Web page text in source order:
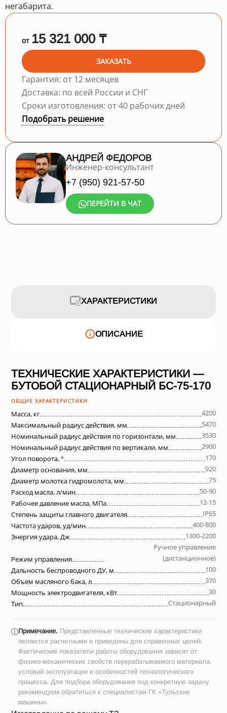
негабарита.
от 15 321 000 ₸
ЗАКАЗАТЬ
Гарантия: от 12 месяцев
Доставка: по всей России и СНГ
Сроки изготовления: от 40 рабочих дней
Подобрать решение
АНДРЕЙ ФЕДОРОВ
Инженер-консультант
+7 (950) 921-57-50
ПЕРЕЙТИ В ЧАТ
ХАРАКТЕРИСТИКИ
ОПИСАНИЕ
ТЕХНИЧЕСКИЕ ХАРАКТЕРИСТИКИ —
БУТОБОЙ СТАЦИОНАРНЫЙ БС-75-170
ОБЩИЕ ХАРАКТЕРИСТИКИ
Масса, кг
4200
Максимальный радиус действия, мм
5470
Номинальный радиус действия по горизонтали, мм
3530
Номинальный радиус действия по вертикали, мм
2900
Угол поворота, °
170
Диаметр основания, мм
920
Диаметр молотка гидромолота, мм
75
Расход масла, л/мин
50-90
Рабочее давление масла, МПа
12-15
Степень защиты главного двигателя
IP65
Частота ударов, уд/мин
400-800
Энергия удара, Дж
1300-2200
Режим управления
Ручное управление
(дистанционное)
Дальность беспроводного ДУ, м
100
Объем масляного бака, л
370
Мощность электродвигателя, кВт
30
Тип
Стационарный
ⓘПримечание. Представленные технические характеристики
являются расчетными и приведены для справочных целей.
Фактические показатели работы оборудования зависят от
физико-механических свойств перерабатываемого материала,
условий эксплуатации и особенностей технологического
процесса. Для подбора оборудования под конкретную задачу
рекомендуем обратиться к специалистам ГК «Тульские
машины».